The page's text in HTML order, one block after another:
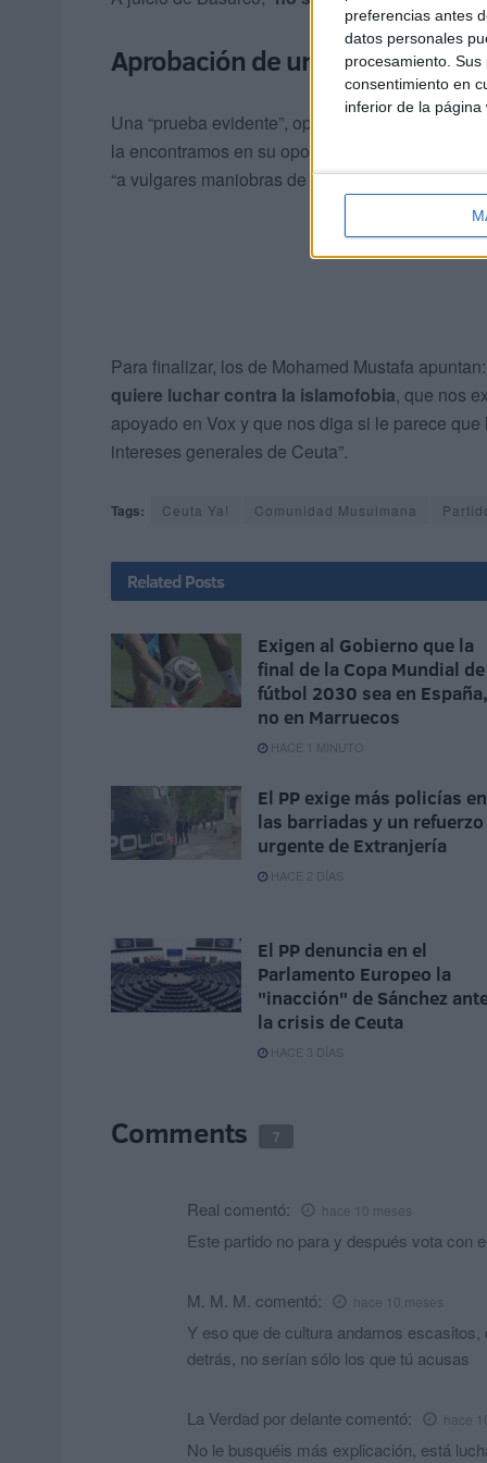
preferencias antes
datos personales
procesamiento.
consentimiento en
inferior de la página
Aprobación de un plan contra
Una “prueba evidente”, opina Ceuta Ya!, “de la
la encontramos en su oposición constante a
“a vulgares maniobras de trileros para poder
Para finalizar, los de Mohamed Mustafa
quiere luchar contra la islamofobia, que nos
apoyado en Vox y que nos diga si le parece
intereses generales de Ceuta”.
Tags: Ceuta Ya! Comunidad Musulmana
Related Posts
Exigen al Gobierno que la
final de la Copa Mundial de
fútbol 2030 sea en España,
no en Marruecos
HACE 1 MINUTO
El PP exige más policías en
las barriadas y un refuerzo
urgente de Extranjería
HACE 2 DÍAS
El PP denuncia en el
Parlamento Europeo la
"inacción" de Sánchez
la crisis de Ceuta
HACE 3 DÍAS
Comments 7
Real comentó: hace 10 meses
Este partido no para y después vota con
M. M. M. comentó: hace 10 meses
Y eso que de cultura andamos
detrás, no serían sólo los que tú acusas
La Verdad por delante comentó: hace
No le busquéis más explicación, está